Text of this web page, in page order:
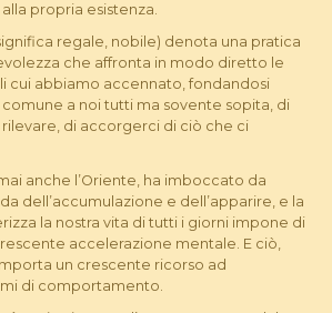
propria esistenza.
significa regale, nobile) denota una pratica
che affronta in modo diretto le
cui abbiamo accennato, fondandosi
comune a noi tutti ma sovente sopita, di
rilevare, di accorgerci di ciò che ci
anche l’Oriente, ha imboccato da
dell’accumulazione e dell’apparire, e la
la nostra vita di tutti i giorni impone di
accelerazione mentale. E ciò,
un crescente ricorso ad
di comportamento.